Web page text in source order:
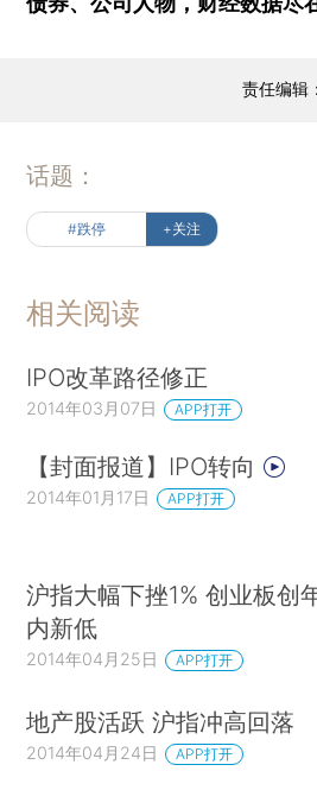
责任编辑
话题：
#跌停 +关注
相关阅读
IPO改革路径修正
2014年03月07日 APP打开
【封面报道】IPO转向
2014年01月17日 APP打开
沪指大幅下挫1% 创业板创
内新低
2014年04月25日 APP打开
地产股活跃 沪指冲高回落
2014年04月24日 APP打开